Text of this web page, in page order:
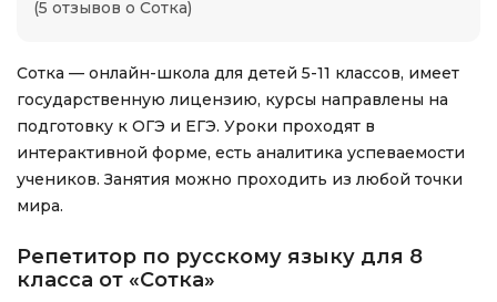
(5 отзывов о Сотка)
Сотка — онлайн-школа для детей 5-11 классов, имеет
государственную лицензию, курсы направлены на
подготовку к ОГЭ и ЕГЭ. Уроки проходят в
интерактивной форме, есть аналитика успеваемости
учеников. Занятия можно проходить из любой точки
мира.
Репетитор по русскому языку для 8
класса от «Сотка»